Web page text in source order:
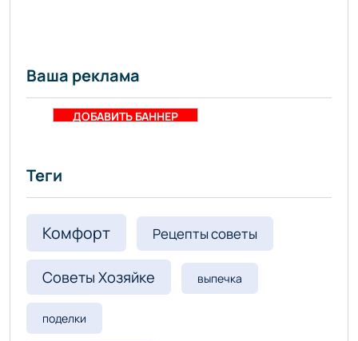
Ваша реклама
ДОБАВИТЬ БАННЕР
Теги
Комфорт Рецепты советы
Советы Хозяйке выпечка
поделки